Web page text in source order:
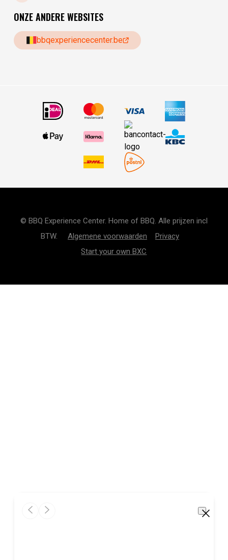
ONZE ANDERE WEBSITES
bbqexperiencecenter.be
© BBQ Experience Center. Home of BBQ. Alle prijzen incl
BTW. Algemene voorwaarden
Privacy
Start your own BXC